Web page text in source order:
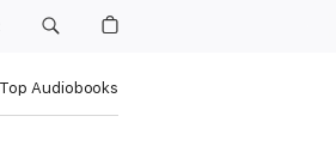
Top Audiobooks